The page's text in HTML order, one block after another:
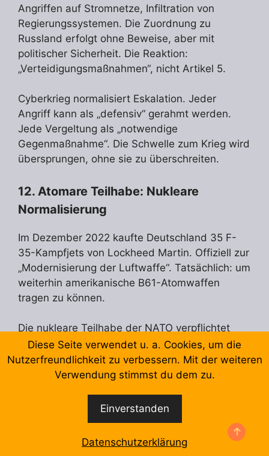
Angriffen auf Stromnetze, Infiltration von
Regierungssystemen. Die Zuordnung zu
Russland erfolgt ohne Beweise, aber mit
politischer Sicherheit. Die Reaktion:
„Verteidigungsmaßnahmen“, nicht Artikel 5.
Cyberkrieg normalisiert Eskalation. Jeder
Angriff kann als „defensiv“ gerahmt werden.
Jede Vergeltung als „notwendige
Gegenmaßnahme“. Die Schwelle zum Krieg wird
übersprungen, ohne sie zu überschreiten.
12. Atomare Teilhabe: Nukleare
Normalisierung
Im Dezember 2022 kaufte Deutschland 35 F-
35-Kampfjets von Lockheed Martin. Offiziell zur
„Modernisierung der Luftwaffe“. Tatsächlich: um
weiterhin amerikanische B61-Atomwaffen
tragen zu können.
Die nukleare Teilhabe der NATO verpflichtet
Deutschland, im Verteidigungsfall US-
Atomwaffen einzusetzen. Die Bomben lagern in
Büchel, Rheinland-Pfalz. Deutsche Piloten
Präsident den Freigabecode, deutsche Piloten
Polen forderte 2024 die Stationierung von US-
Diese Seite verwendet u. a. Cookies, um die
Nutzerfreundlichkeit zu verbessern. Mit der weiteren
Verwendung stimmst du dem zu.
Einverstanden
Datenschutzerklärung